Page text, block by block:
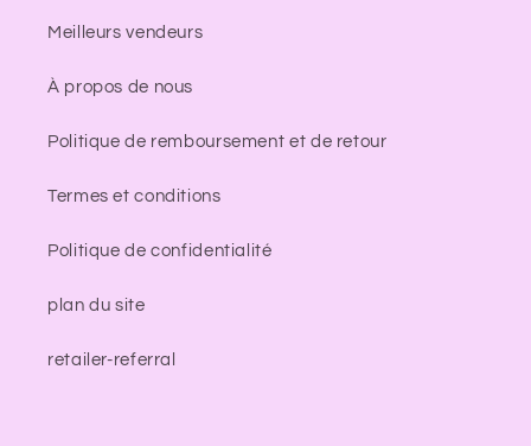
Meilleurs vendeurs
À propos de nous
Politique de remboursement et de retour
Termes et conditions
Politique de confidentialité
plan du site
retailer-referral